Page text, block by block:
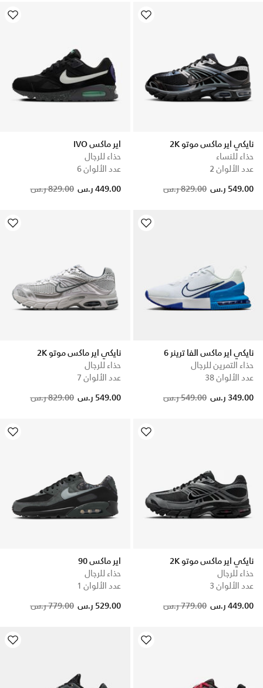
نايكي اير ماكس موتو 2K
حذاء للنساء
عدد الألوان 2
829.00 ر.س
549.00 ر.س
اير ماكس IVO
حذاء للرجال
عدد الألوان 6
Price reduced from
829.00 ر.س to 449.00 ر.س
نايكي اير ماكس الفا ترينر 6
حذاء التمرين للرجال
عدد الألوان 38
549.00 ر.س
349.00 ر.س
نايكي اير ماكس موتو 2K
حذاء للرجال
عدد الألوان 7
Price reduced from
829.00 ر.س to 549.00 ر.س
نايكي اير ماكس موتو 2K
حذاء للرجال
عدد الألوان 3
779.00 ر.س
449.00 ر.س
اير ماكس 90
حذاء للرجال
عدد الألوان 1
Price reduced from
779.00 ر.س to 529.00 ر.س